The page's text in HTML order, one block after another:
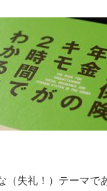
（失礼！）テーマで